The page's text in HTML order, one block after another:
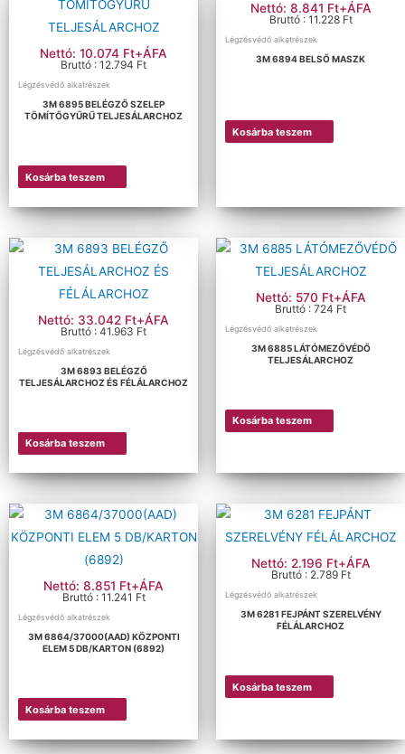
Nettó: 10.074 Ft+ÁFA
Bruttó : 12.794 Ft
Légzésvédő alkatrészek
3M 6895 BELÉGZŐ SZELEP
TÖMÍTŐGYŰRŰ TELJESÁLARCHOZ
Kosárba teszem
Nettó: 8.841 Ft+ÁFA
Bruttó : 11.228 Ft
Légzésvédő alkatrészek
3M 6894 BELSŐ MASZK
Kosárba teszem
Nettó: 33.042 Ft+ÁFA
Bruttó : 41.963 Ft
Légzésvédő alkatrészek
3M 6893 BELÉGZŐ
TELJESÁLARCHOZ ÉS FÉLÁLARCHOZ
Kosárba teszem
Nettó: 570 Ft+ÁFA
Bruttó : 724 Ft
Légzésvédő alkatrészek
3M 6885 LÁTÓMEZŐVÉDŐ
TELJESÁLARCHOZ
Kosárba teszem
Nettó: 8.851 Ft+ÁFA
Bruttó : 11.241 Ft
Légzésvédő alkatrészek
3M 6864/37000(AAD) KÖZPONTI
ELEM 5 DB/KARTON (6892)
Kosárba teszem
Nettó: 2.196 Ft+ÁFA
Bruttó : 2.789 Ft
Légzésvédő alkatrészek
3M 6281 FEJPÁNT SZERELVÉNY
FÉLÁLARCHOZ
Kosárba teszem